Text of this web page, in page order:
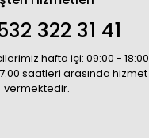
322 31 41
hafta içi: 09:00 - 18:00
saatleri arasında hizmet
vermektedir.